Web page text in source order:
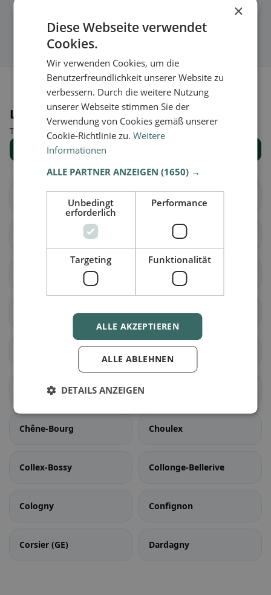
Luoghi nelle vicinanze
Trova il luogo giusto per la tua ricerca di ristoranti.
Mostra tutti i luoghi
Anières
Avusy
Bellevue
Carouge (GE)
Chancy
Chêne-Bourg Choulex
Collex-Bossy Collonge-Bellerive
Cologny Confignon
Corsier (GE) Dardagny
×
Diese Webseite verwendet
Cookies.
Wir verwenden Cookies, um die
Benutzerfreundlichkeit unserer Website zu
verbessern. Durch die weitere Nutzung
unserer Webseite stimmen Sie der
Verwendung von Cookies gemäß unserer
Cookie-Richtlinie zu.Weitere
Informationen
ALLE PARTNER ANZEIGEN(1650) →
Unbedingt
erforderlich
Performance
Targeting Funktionalität
ALLE AKZEPTIEREN
ALLE ABLEHNEN
DETAILS ANZEIGEN